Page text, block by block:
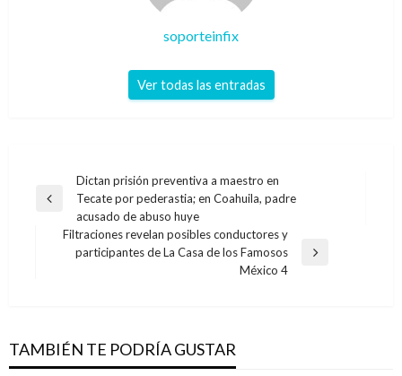
soporteinfix
Ver todas las entradas
Navegación
de
entradas
Entrada
anterior
Dictan prisión preventiva a maestro en
Tecate por pederastia; en Coahuila, padre
acusado de abuso huye
Entrada
Filtraciones revelan posibles conductores y
participantes de La Casa de los Famosos
México 4
TAMBIÉN TE PODRÍA GUSTAR